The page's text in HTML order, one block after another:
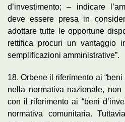
d’investimento; – indicare
deve essere presa in
adottare tutte le opportune
rettifica procuri un vantaggio
semplificazioni amministrative”.
18. Orbene il riferimento ai
nella normativa nazionale,
con il riferimento ai “beni
normativa comunitaria.